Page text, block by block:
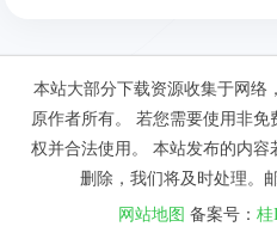
本站大部分下载资源收集于网络
原作者所有。 若您需要使用非
权并合法使用。 本站发布的内
删除，我们将及时处理。
网站地图 备案号： 桂